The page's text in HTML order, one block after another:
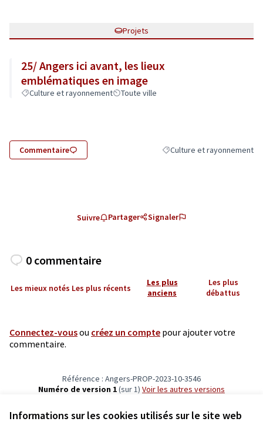
Informations sur les cookies utilisés sur le site web
Projets
25/ Angers ici avant, les lieux
emblématiques en image
Culture et rayonnement Toute ville
Commentaire Filtrer les résultats de la
Culture et rayonnement
Suivre Partager Signaler
0 commentaire
Les mieux notés Les plus récents
Les plus
anciens
Les plus
débattus
Connectez-vousou créez un compte pour ajouter votre
commentaire.
Référence : Angers-PROP-2023-10-3546
Numéro de version 1(sur 1)
voir les autres versions